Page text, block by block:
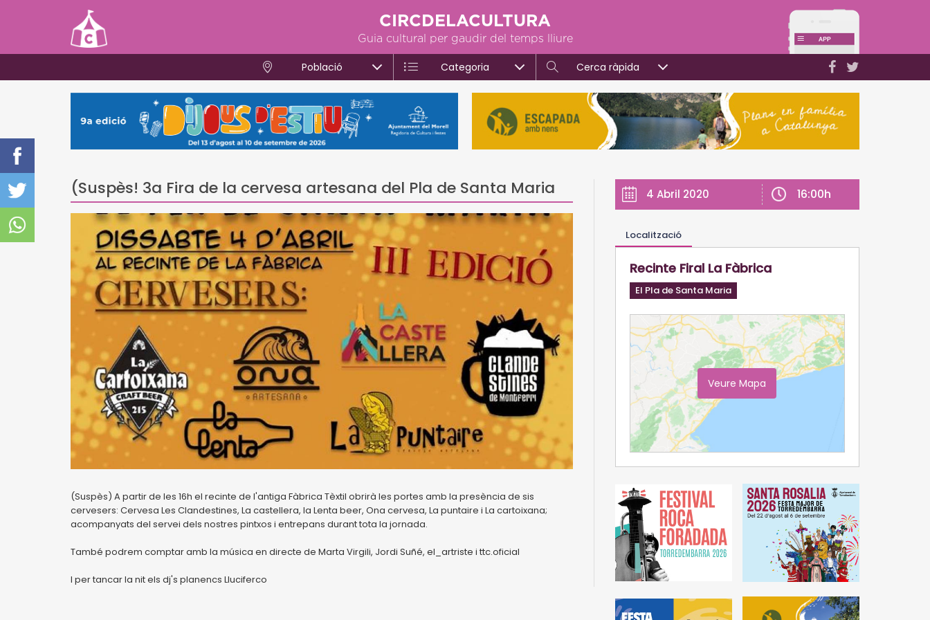
CIRCDELACULTURA
Guia cultural per gaudir del temps lliure
Població Categoria Cerca ràpida
(Suspès! 3a Fira de la cervesa artesana del Pla de Santa Maria
(Suspès) A partir de les 16h el recinte de l'antiga Fàbrica Tèxtil obrirà les portes amb la presència de sis
cervesers: Cervesa Les Clandestines, La castellera, la Lenta beer, Ona cervesa, La puntaire i La cartoixana;
acompanyats del servei dels nostres pintxos i entrepans durant tota la jornada.
També podrem comptar amb la música en directe de Marta Virgili, Jordi Suñé, el_artriste i ttc.oficial
I per tancar la nit els dj's planencs Lluciferco
4 Abril 2020 16:00h
Localització
Recinte Firal La Fàbrica
El Pla de Santa Maria
Veure Mapa